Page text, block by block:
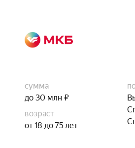
сумма
до 30 млн ₽
возраст
от 18 до 75 лет